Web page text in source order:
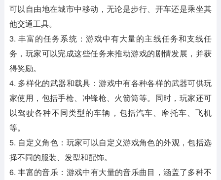
可以自由地在城市中移动，无论是步行、开车还是乘坐其
他交通工具。
3. 丰富的任务系统：游戏中有大量的主线任务和支线任
务，玩家可以完成这些任务来推动游戏的剧情发展，并获
得奖励。
4. 多样化的武器和载具：游戏中有各种各样的武器可供玩
家使用，包括手枪、冲锋枪、火箭筒等。同时，玩家还可
以驾驶各种不同类型的车辆，包括汽车、摩托车、飞机
等。
5. 自定义角色：玩家可以自定义游戏角色的外观，包括选
择不同的服装、发型和配饰。
6. 丰富的音乐：游戏中有大量的音乐曲目，涵盖了多种不